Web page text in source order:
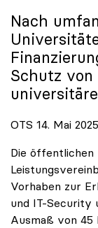
Nach
Schutz von
OTS 14. Mai 2025
Die öffentlichen
Vorhaben zur
und IT-Security
Ausmaß von 45